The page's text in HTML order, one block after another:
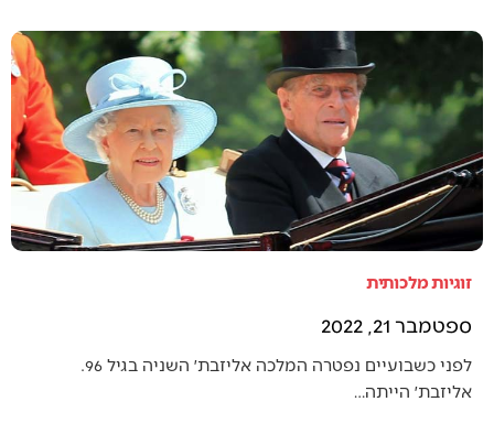
זוגיות מלכותית
ספטמבר 21, 2022
לפני כשבועיים נפטרה המלכה אליזבת׳ השניה בגיל 96.
אליזבת׳ הייתה…